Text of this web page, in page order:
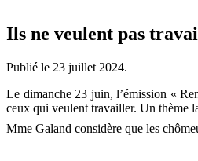
Ils ne veulent pas
Publié le 23 juillet 2024.
Le dimanche 23 juin, l’émission «
ceux qui veulent travailler. Un thème
Mme Galand considère que les